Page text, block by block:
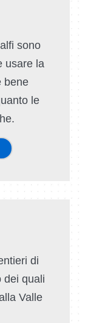
sono
usare la
bene
le
di
dei quali
Valle